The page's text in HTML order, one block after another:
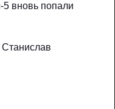
5 вновь попали
Станислав